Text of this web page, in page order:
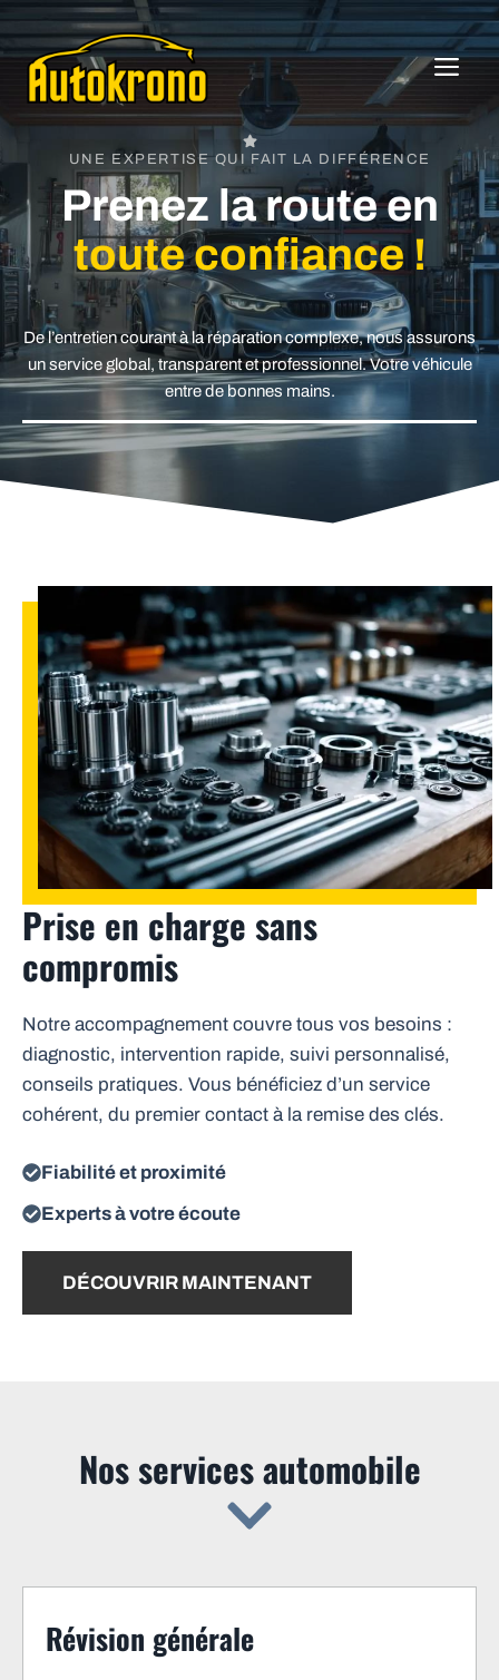
au
contenu
UNE EXPERTISE QUI FAIT LA DIFFÉRENCE
Prenez la route en
toute confiance !
De l’entretien courant à la réparation complexe, nous assurons
un service global, transparent et professionnel. Votre véhicule
entre de bonnes mains.
Prise en charge sans
compromis
Notre accompagnement couvre tous vos besoins :
diagnostic, intervention rapide, suivi personnalisé,
conseils pratiques. Vous bénéficiez d’un service
cohérent, du premier contact à la remise des clés.
Fiabilité et proximité
Experts à votre écoute
DÉCOUVRIR MAINTENANT
Nos services automobile
Révision générale